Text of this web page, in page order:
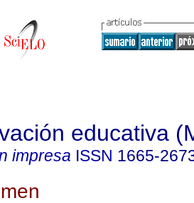
educativa
impresa ISSN 1665-